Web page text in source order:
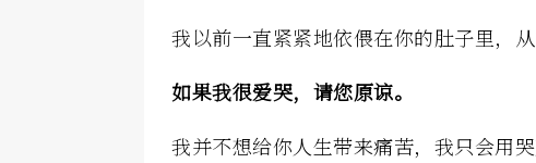
我以前一直紧紧地依偎在你的肚子里，从
如果我很爱哭，请您原谅。
我并不想给你人生带来痛苦，我只会用